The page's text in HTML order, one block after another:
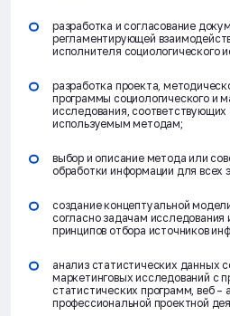
разработка и согласование
регламентирующей
исполнителя социологического
разработка проекта,
программы социологического и
исследования,
используемым методам;
выбор и описание метода или
обработки информации для всех
создание концептуальной
согласно задачам исследования
принципов отбора источников
анализ статистических данных
маркетинговых исследований с
статистических программ, веб –
профессиональной проектной